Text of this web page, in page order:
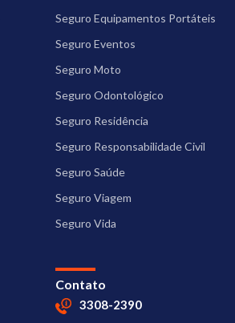
Seguro Equipamentos Portáteis
Seguro Eventos
Seguro Moto
Seguro Odontológico
Seguro Residência
Seguro Responsabilidade Civil
Seguro Saúde
Seguro Viagem
Seguro Vida
Contato
3308-2390